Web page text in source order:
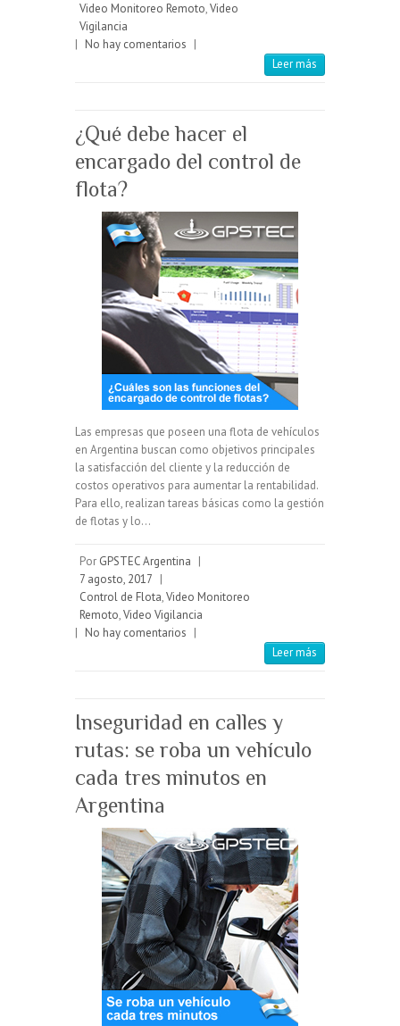
Video Monitoreo Remoto,Video
Vigilancia
| No hay comentarios |
Leer más
¿Qué debe hacer el
encargado del control de
flota?
Las empresas que poseen una flota de vehículos
en Argentina buscan como objetivos principales
la satisfacción del cliente y la reducción de
costos operativos para aumentar la rentabilidad.
Para ello, realizan tareas básicas como la gestión
de flotas y lo…
Por GPSTEC Argentina |
7 agosto, 2017 |
Control de Flota,Video Monitoreo
Remoto,Video Vigilancia
| No hay comentarios |
Leer más
Inseguridad en calles y
rutas: se roba un vehículo
cada tres minutos en
Argentina